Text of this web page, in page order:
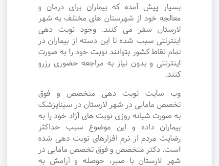
بسیار پیش آمده که بیماران برای درمان و
معالجه خود از شهرستان های مختلف به شهر
لارستان سفر می کنند. وجود نوبت دهی
اینترنتی سبب شده تا این دسته از بیماران در
تمام نقاط کشور بتوانند نوبت خود را به صورت
اینترنتی و بدون نیاز به مراجعه حضوری رزرو
کنند.
وب سایت نوبت دهی متخصص و فوق
تخصص مامایی در شهر لارستان در سیناپزشک
به صورت شبانه روزی نوبت های آزاد خود را به
بیماران داده و این موضوع سبب حداکثر
رضایت مردم از نرم افزارهای نوبت دهی شده
است. دکتر متخصص و فوق تخصص مامایی در
شهر لارستان با صبر، حوصله و آرامش به